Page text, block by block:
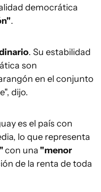
democrática
.
. Su estabilidad
son
en el conjunto
dijo.
es el país con
lo que representa
con una "menor
de la renta de toda